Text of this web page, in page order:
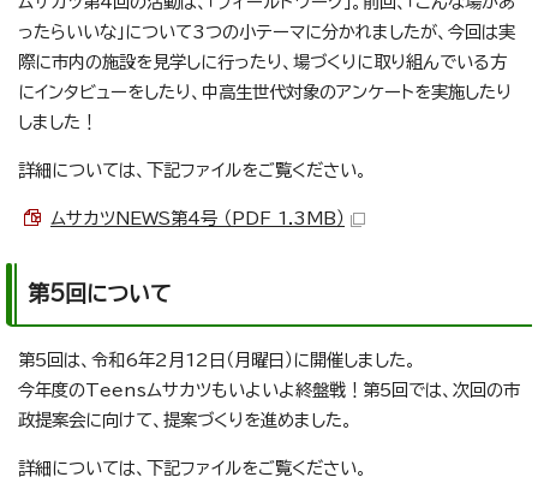
ったらいいな」について3つの小テーマに分かれましたが、今回は実
際に市内の施設を見学しに行ったり、場づくりに取り組んでいる方
にインタビューをしたり、中高生世代対象のアンケートを実施したり
しました！
詳細については、下記ファイルをご覧ください。
ムサカツNEWS第4号 （PDF 1.3MB）
第5回について
第5回は、令和6年2月12日（月曜日）に開催しました。
今年度のTeensムサカツもいよいよ終盤戦！第5回では、次回の市
政提案会に向けて、提案づくりを進めました。
詳細については、下記ファイルをご覧ください。